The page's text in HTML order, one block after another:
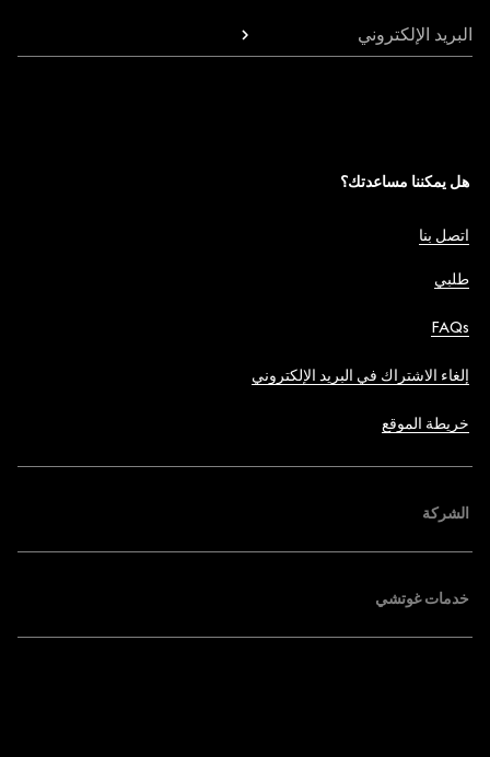
البريد الإلكتروني
هل يمكننا مساعدتك؟
اتصل بنا
طلبي
FAQs
إلغاء الاشتراك في البريد الإلكتروني
خريطة الموقع
الشركة
خدمات غوتشي